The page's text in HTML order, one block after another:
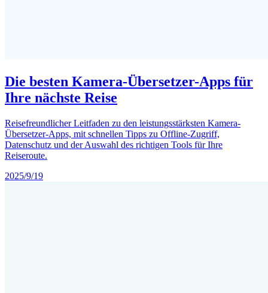
Die besten Kamera-Übersetzer-Apps für
Ihre nächste Reise
Reisefreundlicher Leitfaden zu den leistungsstärksten Kamera-
Übersetzer-Apps, mit schnellen Tipps zu Offline-Zugriff,
Datenschutz und der Auswahl des richtigen Tools für Ihre
Reiseroute.
2025/9/19